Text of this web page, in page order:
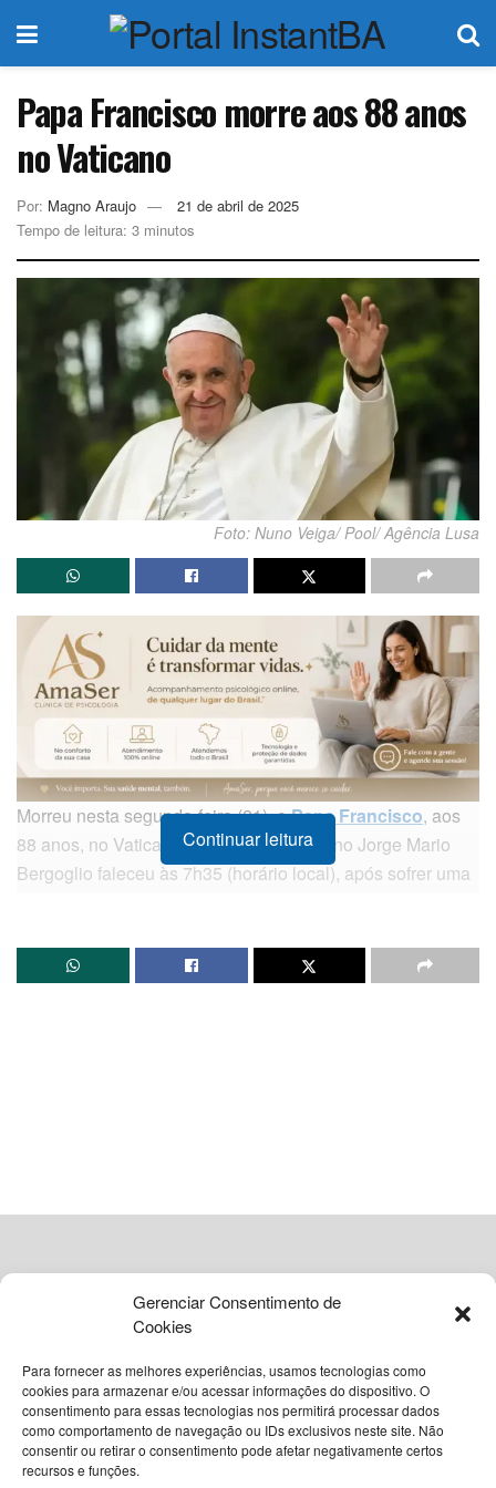
Gerenciar Consentimento de
Cookies
Para fornecer as melhores experiências, usamos tecnologias como
cookies para armazenar e/ou acessar informações do dispositivo. O
consentimento para essas tecnologias nos permitirá processar dados
como comportamento de navegação ou IDs exclusivos neste site. Não
consentir ou retirar o consentimento pode afetar negativamente certos
recursos e funções.
Papa Francisco morre aos 88 anos
no Vaticano
Por: Magno Araujo
21 de abril de 2025
Tempo de leitura: 3 minutos
Foto: Nuno Veiga/ Pool/ Agência Lusa
Morreu nesta segunda-feira (21), oPapa Francisco, aos
88 anos, no Vaticano. O pontífice argentino Jorge Mario
Bergoglio faleceu às 7h35 (horário local), após sofrer uma
oficialmente pelo Vaticano.
Um papa do povo
Primeiro latino-americano, primeiro jesuíta e primeiro papa
não europeu em mais de 1.200 anos, Francisco foi eleito
em 13 de março de 2013, após a renúncia de Bento XVI.
valores sociais, e posicionamentos progressistas dentro da
Igreja Católica.
LeiaTambém
Continuar leitura
© 2026Grupo VIA365 Comunicação Estratégica
Navegue pelo nosso site